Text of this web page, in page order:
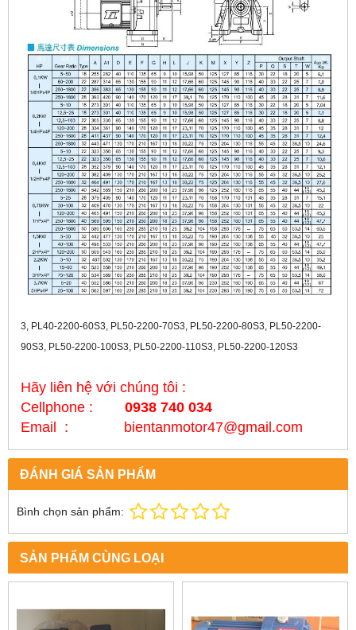
3, PL40-2200-60S3, PL50-2200-70S3, PL50-2200-80S3, PL50-2200-
90S3, PL50-2200-100S3, PL50-2200-110S3, PL50-2200-120S3
Hãy liên hệ với chúng tôi :
Cellphone : 0938 740 034
Email : bientanmotor47@gmail.com
ĐÁNH GIÁ SẢN PHẨM
Bình chọn sản phẩm:
SẢN PHẨM CÙNG LOẠI